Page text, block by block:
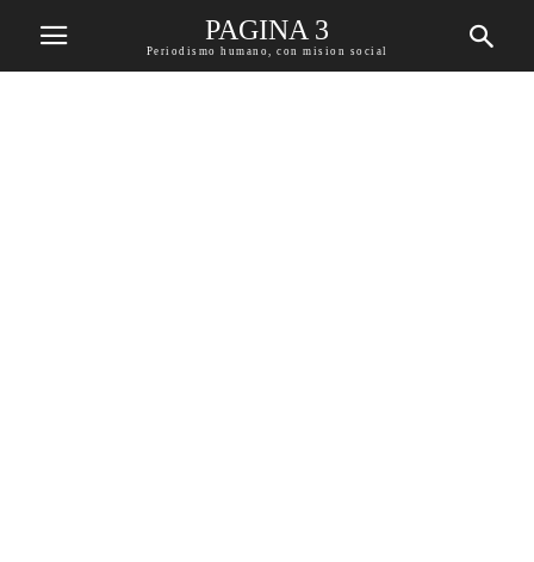
PAGINA 3
Periodismo humano, con mision social